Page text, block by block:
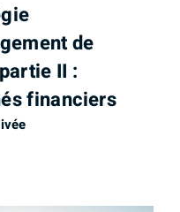
de
II :
financiers